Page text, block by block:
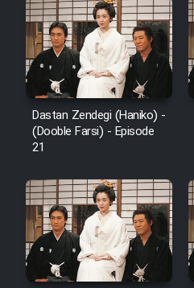
Dastan Zendegi (Haniko) -
(Dooble Farsi) - Episode
21